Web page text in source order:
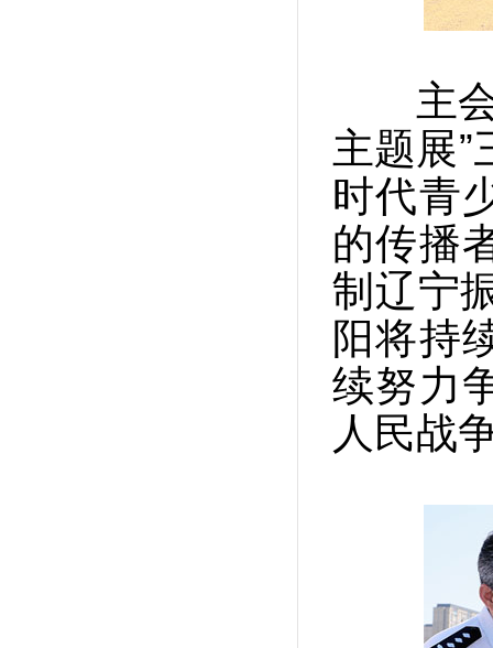
主会
主题展”
时代青
的传播
制辽宁
阳将持
续努力
人民战